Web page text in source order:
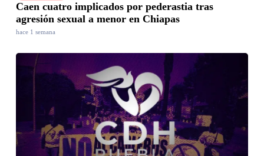
Caen cuatro implicados por pederastia tras
agresión sexual a menor en Chiapas
hace 1 semana